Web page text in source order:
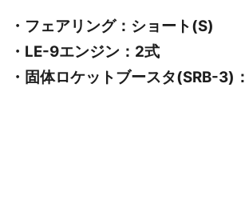
・フェアリング： ショート(S)
・LE-9エンジン： 2式
・固体ロケットブースタ(SRB-3)：